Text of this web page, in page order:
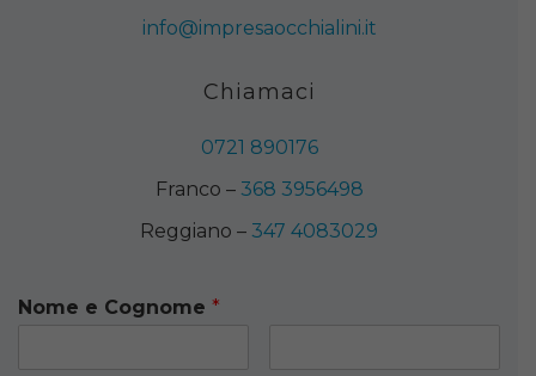
info@impresaocchialini.it
Chiamaci
0721 890176
Franco – 368 3956498
Reggiano – 347 4083029
Nome e Cognome *